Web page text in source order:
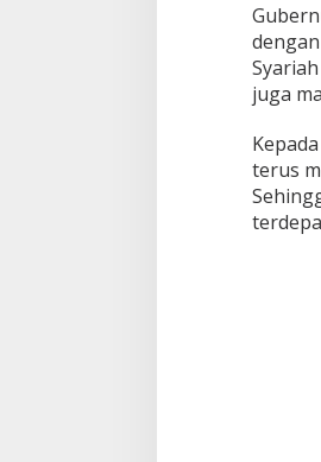
juga
terus